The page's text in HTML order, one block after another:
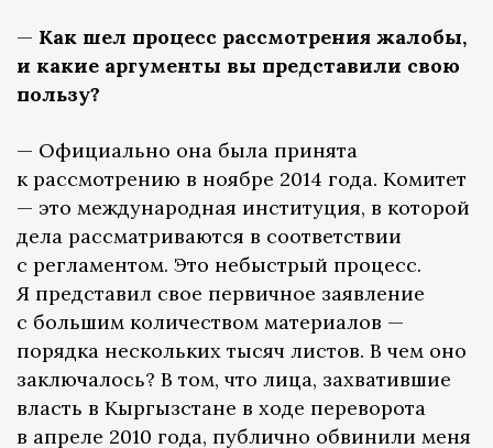
— Как шел процесс рассмотрения жалобы,
и какие аргументы вы представили свою
пользу?
— Официально она была принята
к рассмотрению в ноябре 2014 года. Комитет
— это международная институция, в которой
дела рассматриваются в соответствии
с регламентом. Это небыстрый процесс.
Я представил свое первичное заявление
с большим количеством материалов —
порядка нескольких тысяч листов. В чем оно
заключалось? В том, что лица, захватившие
власть в Кыргызстане в ходе переворота
в апреле 2010 года, публично обвинили меня